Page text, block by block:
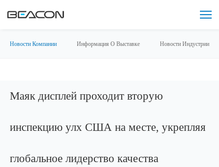
Новости Компании Информация О Выставке Новости Индустрии
Маяк дисплей проходит вторую
инспекцию улх США на месте, укрепляя
глобальное лидерство качества